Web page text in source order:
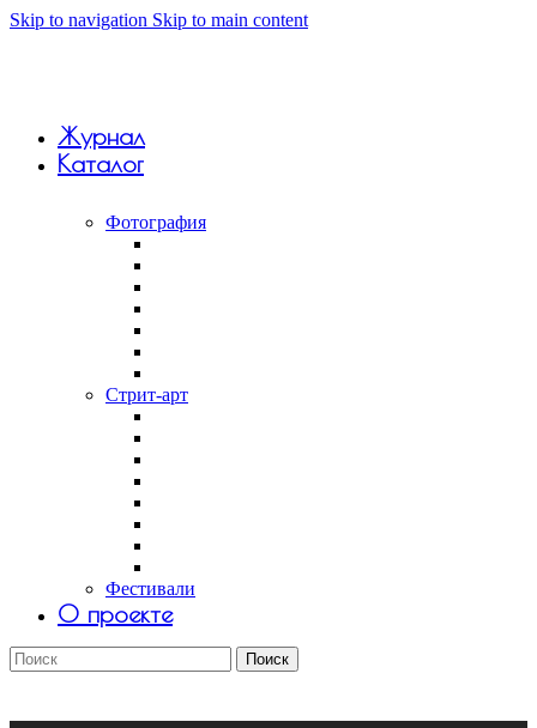
Skip to navigation Skip to main content
Журнал
Каталог
Фотография
Стрит-арт
Фестивали
О проекте
Поиск